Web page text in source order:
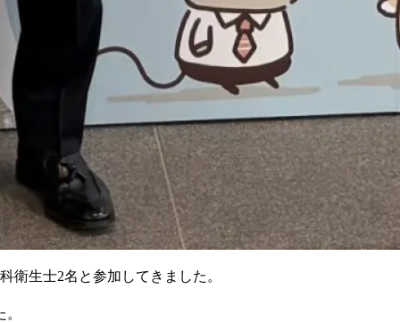
衛生士2名と参加してきました。